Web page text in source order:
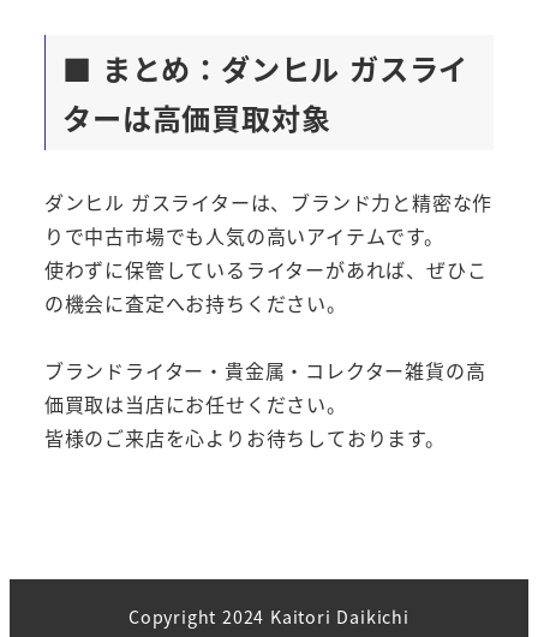
■ まとめ：ダンヒル ガスライ
ターは高価買取対象
ダンヒル ガスライターは、ブランド力と精密な作
りで中古市場でも人気の高いアイテムです。
使わずに保管しているライターがあれば、ぜひこ
の機会に査定へお持ちください。
ブランドライター・貴金属・コレクター雑貨の高
価買取は当店にお任せください。
皆様のご来店を心よりお待ちしております。
Copyright 2024 Kaitori Daikichi